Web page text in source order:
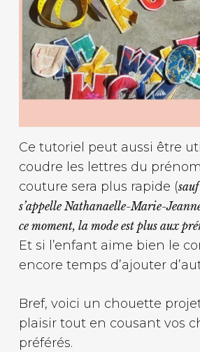
Ce tutoriel peut aussi être
coudre les lettres du
couture sera plus rapide (
s’appelle Nathanaelle-Marie-
ce moment, la mode est plus aux
Et si l’enfant aime bien le
encore temps d’ajouter
Bref, voici un chouette
plaisir tout en cousant vos
préférés.